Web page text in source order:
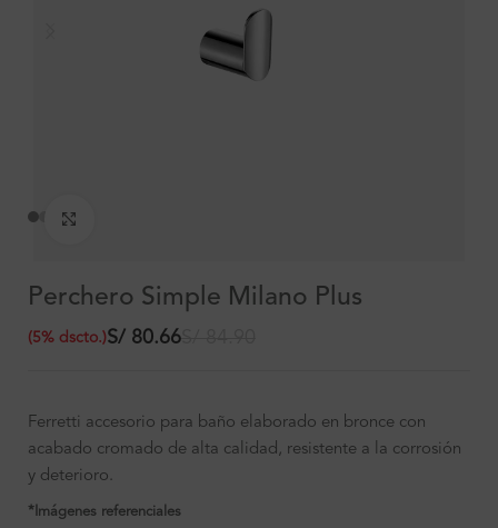
Perchero Simple Milano Plus
S/ 80.66
(5% dscto.)
Ferretti accesorio para baño elaborado en bronce con
acabado cromado de alta calidad, resistente a la corrosión
y deterioro.
*Imágenes referenciales